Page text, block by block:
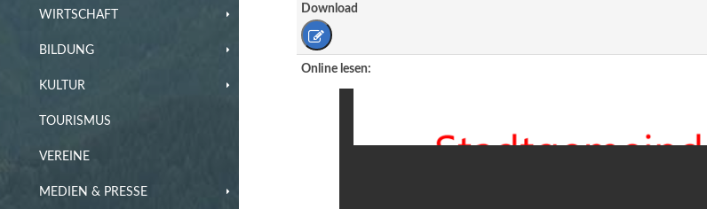
WIRTSCHAFT
BILDUNG
KULTUR
TOURISMUS
VEREINE
MEDIEN & PRESSE
Download
Online lesen: